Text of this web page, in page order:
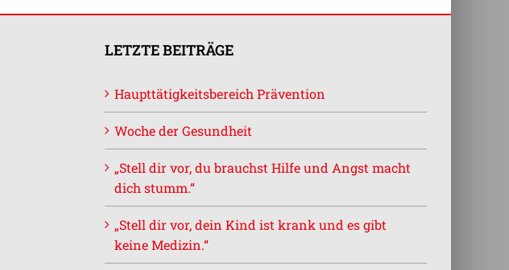
LETZTE BEITRÄGE
Haupttätigkeitsbereich Prävention
Woche der Gesundheit
„Stell dir vor, du brauchst Hilfe und Angst macht
dich stumm.“
„Stell dir vor, dein Kind ist krank und es gibt
keine Medizin.“